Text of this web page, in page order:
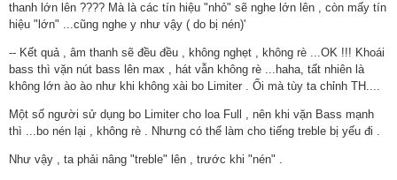
thanh lớn lên ???? Mà là các tín hiệu "nhỏ" sẽ nghe lớn lên , còn mấy tín
hiệu "lớn" ...cũng nghe y như vậy ( do bị nén)'
-- Kết quả , âm thanh sẽ đều đều , không nghẹt , không rè ...OK !!! Khoái
bass thì vặn nút bass lên max , hát vẫn không rè ...haha, tất nhiên là
không lớn ào ào như khi không xài bo Limiter . Ối mà tùy ta chỉnh TH....
Một số người sử dụng bo Limiter cho loa Full , nên khi vặn Bass mạnh
thì ...bo nén lại , không rè . Nhưng có thể làm cho tiếng treble bị yếu đi .
Như vậy , ta phải nâng "treble" lên , trước khi "nén" .